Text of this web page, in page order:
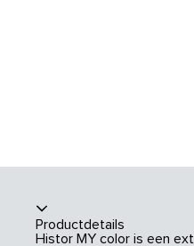
Productdetails
Histor MY color is een